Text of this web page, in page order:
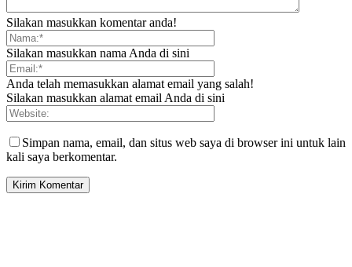
Silakan masukkan komentar anda!
Silakan masukkan nama Anda di sini
Anda telah memasukkan alamat email yang salah!
Silakan masukkan alamat email Anda di sini
Simpan nama, email, dan situs web saya di browser ini untuk lain
kali saya berkomentar.